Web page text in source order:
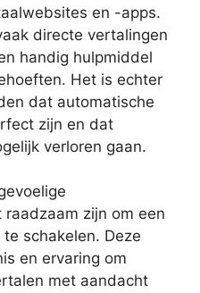
en -apps.
directe vertalingen
handig hulpmiddel
Het is echter
dat automatische
zijn en dat
verloren gaan.
zijn om een
schakelen. Deze
en ervaring om
met aandacht